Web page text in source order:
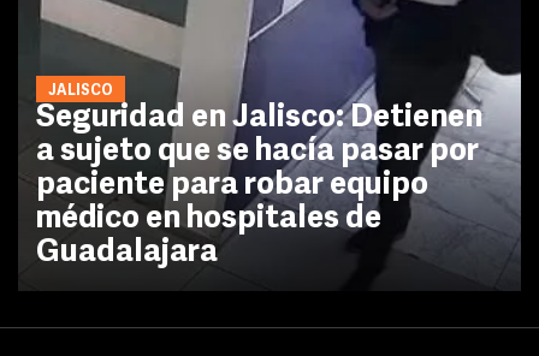
JALISCO
Seguridad en Jalisco: Detienen
a sujeto que se hacía pasar por
paciente para robar equipo
médico en hospitales de
Guadalajara